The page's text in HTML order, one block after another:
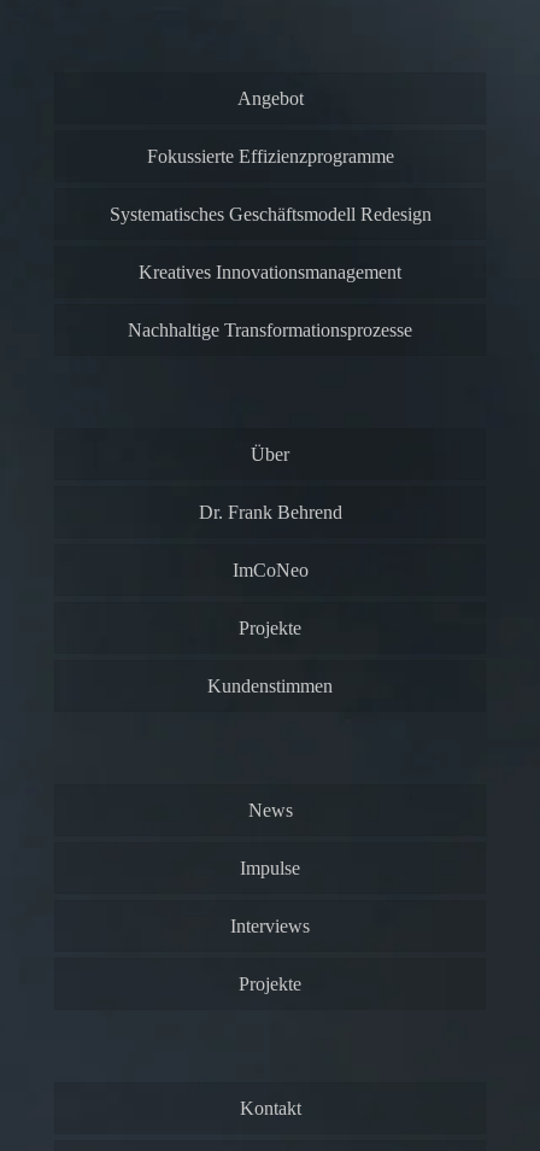
Angebot
Fokussierte Effizienzprogramme
Systematisches Geschäftsmodell Redesign
Kreatives Innovationsmanagement
Nachhaltige Transformationsprozesse
Über
Dr. Frank Behrend
ImCoNeo
Projekte
Kundenstimmen
News
Impulse
Interviews
Projekte
Kontakt